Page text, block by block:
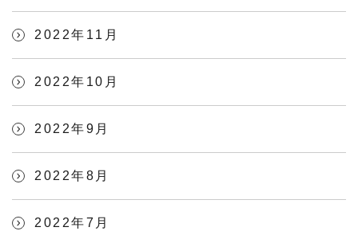
2022年11月
2022年10月
2022年9月
2022年8月
2022年7月